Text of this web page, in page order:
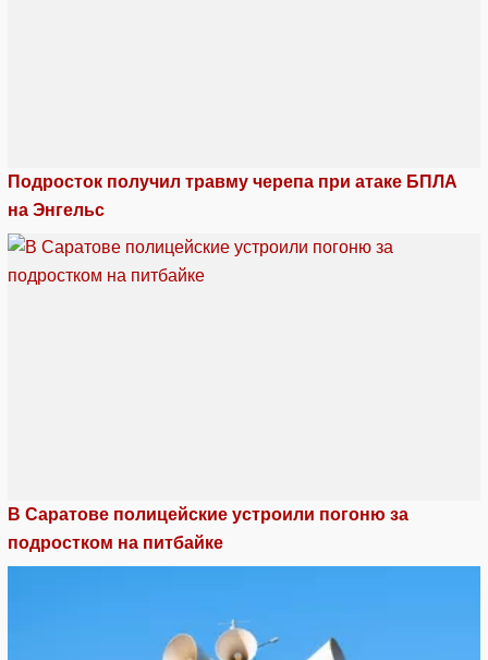
Подросток получил травму черепа при атаке БПЛА
на Энгельс
В Саратове полицейские устроили погоню за
подростком на питбайке